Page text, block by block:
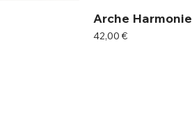
Arche Harmonie
Prix
42,00 €